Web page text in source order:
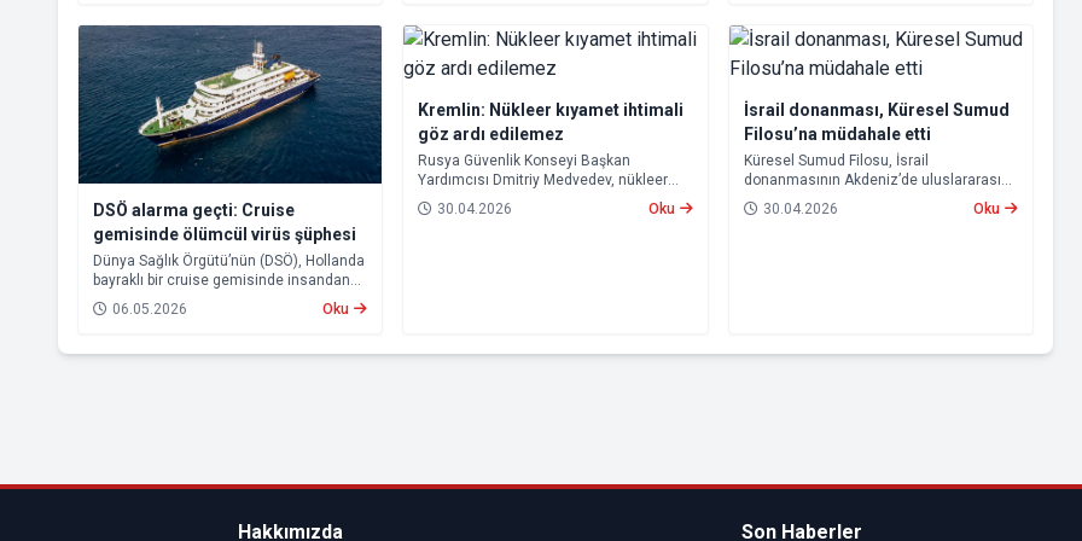
işaret etmediğini belirtti. Ghebreyesus,
buna rağmen virüsün uzun kuluçka
süresi nedeniyle önümüzdeki haftalarda
yeni vakaların görülebileceği uyarısında
bulundu.
DSÖ alarma geçti: Cruise
gemisinde ölümcül virüs şüphesi
Dünya Sağlık Örgütü’nün (DSÖ), Hollanda
bayraklı bir cruise gemisinde insandan
insana hantavirüs bulaşımı yaşandığını
açıklaması uluslararası endişeye yol
06.05.2026 Oku
Kremlin: Nükleer kıyamet ihtimali
göz ardı edilemez
Rusya Güvenlik Konseyi Başkan
Yardımcısı Dmitriy Medvedev, nükleer
kıyamet yaşanma ihtimalinin
bulunduğunu belirterek, “Buna hazırlıklı
30.04.2026 Oku
İsrail donanması, Küresel Sumud
Filosu’na müdahale etti
Küresel Sumud Filosu, İsrail
donanmasının Akdeniz’de uluslararası
sularda seyreden yardım teknelerine
müdahale ettiğini açıkladı.
30.04.2026 Oku
Hakkımızda Son Haberler